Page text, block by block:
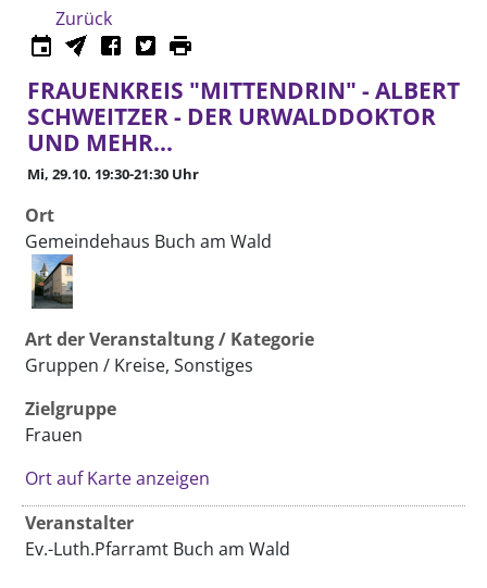
Zurück
FRAUENKREIS "MITTENDRIN" - ALBERT
SCHWEITZER - DER URWALDDOKTOR
UND MEHR...
Mi, 29.10. 19:30-21:30 Uhr
Ort
Gemeindehaus Buch am Wald
Art der Veranstaltung / Kategorie
Gruppen / Kreise, Sonstiges
Zielgruppe
Frauen
Ort auf Karte anzeigen
Veranstalter
Ev.-Luth.Pfarramt Buch am Wald